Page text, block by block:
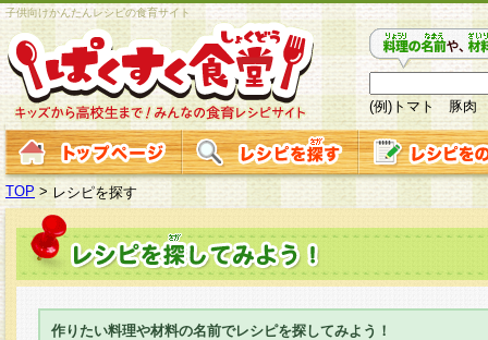
子供向けかんたんレシピの食育サイト
(例)トマト 豚肉
TOP > レシピを探す
作りたい料理や材料の名前でレシピを探してみよう！